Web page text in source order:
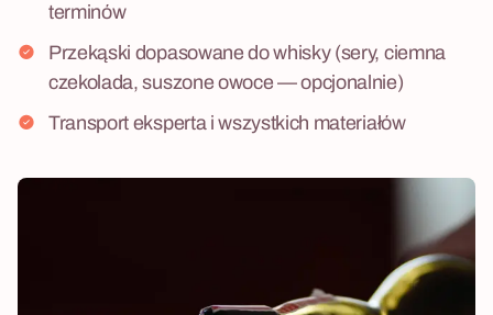
terminów
Przekąski dopasowane do whisky (sery, ciemna
czekolada, suszone owoce — opcjonalnie)
Transport eksperta i wszystkich materiałów